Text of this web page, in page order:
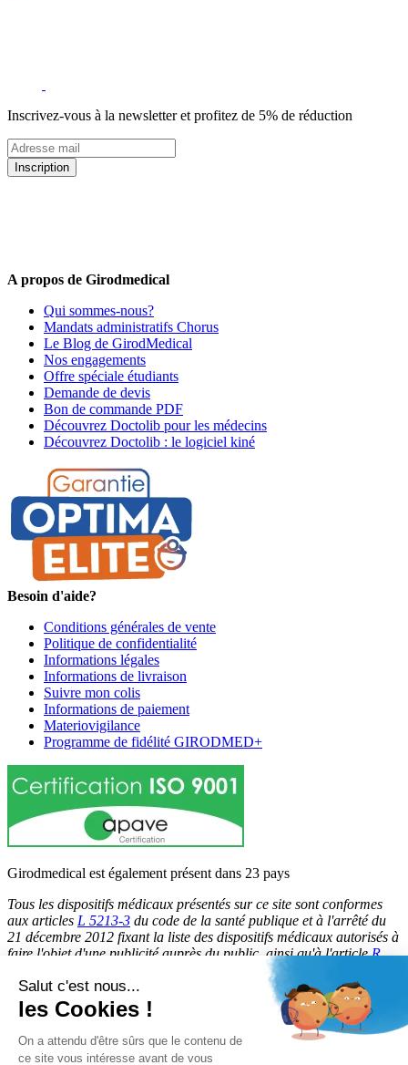
Inscrivez-vous à la newsletter et profitez de 5% de réduction
Inscription
A propos de Girodmedical
Qui sommes-nous?
Mandats administratifs Chorus
Le Blog de GirodMedical
Nos engagements
Offre spéciale étudiants
Demande de devis
Bon de commande PDF
Découvrez Doctolib pour les médecins
Découvrez Doctolib : le logiciel kiné
Besoin d'aide?
Conditions générales de vente
Politique de confidentialité
Informations légales
Informations de livraison
Suivre mon colis
Informations de paiement
Materiovigilance
Programme de fidélité GIRODMED+
Girodmedical est également présent dans 23 pays
Tous les dispositifs médicaux présentés sur ce site sont conformes
aux articles L 5213-3 du code de la santé publique et à l'arrêté du
21 décembre 2012 fixant la liste des dispositifs médicaux autorisés à
faire l'objet d'une publicité auprès du public, ainsi qu'à l'articleR
du code de la santé publique. Par conséquent, ils peuvent
être légalement promus et rendus accessibles au public.
© 2026 Girodmedical. Tous droits réservés.
Salut c'est nous...
les Cookies !
On a attendu d'être sûrs que le contenu de
ce site vous intéresse avant de vous